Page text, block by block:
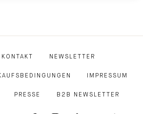
KONTAKT NEWSLETTER
IMPRESSUM
PRESSE B2B NEWSLETTER